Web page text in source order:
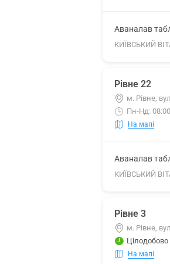
Аваналав
КИЇВСЬКИЙ
Рівне 22
м. Рівне,
Пн-Нд:
На мапі
Аваналав
КИЇВСЬКИЙ
Рівне 3
м. Рівне,
Цілодобово
На мапі